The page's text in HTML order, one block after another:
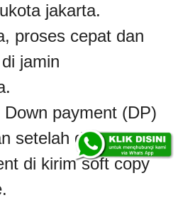
jakarta.
proses cepat dan
jamin
payment (DP)
setelah dokumen
di kirim soft copy